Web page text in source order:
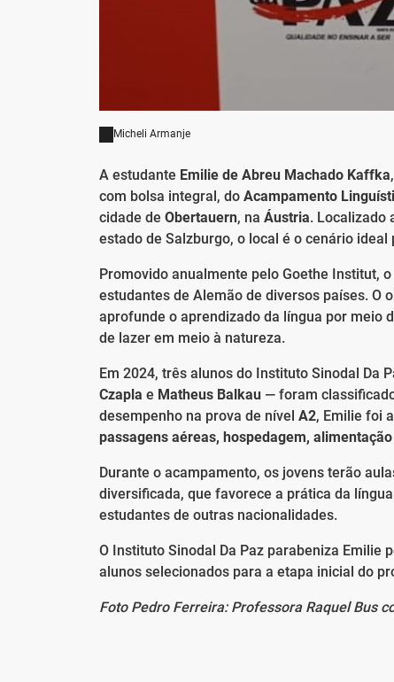
Micheli Armanje
A estudante Emilie de Abreu Machado Kaffka
com bolsa integral, do Acampamento
cidade de Obertauern, na Áustria. Localizado
estado de Salzburgo, o local é o cenário
Promovido anualmente pelo Goethe Institut,
estudantes de Alemão de diversos países. O
aprofunde o aprendizado da língua por meio
de lazer em meio à natureza.
Em 2024, três alunos do Instituto Sinodal Da
Czapla e Matheus Balkau — foram
desempenho na prova de nível A2, Emilie foi
passagens aéreas, hospedagem,
Durante o acampamento, os jovens terão
diversificada, que favorece a prática da
estudantes de outras nacionalidades.
O Instituto Sinodal Da Paz parabeniza Emilie
alunos selecionados para a etapa inicial do
Foto Pedro Ferreira: Professora Raquel Bus